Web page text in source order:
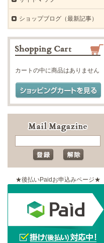
ショップブログ（最新記事）
カートの中に商品はありません
★後払いPaidお申込みページ★